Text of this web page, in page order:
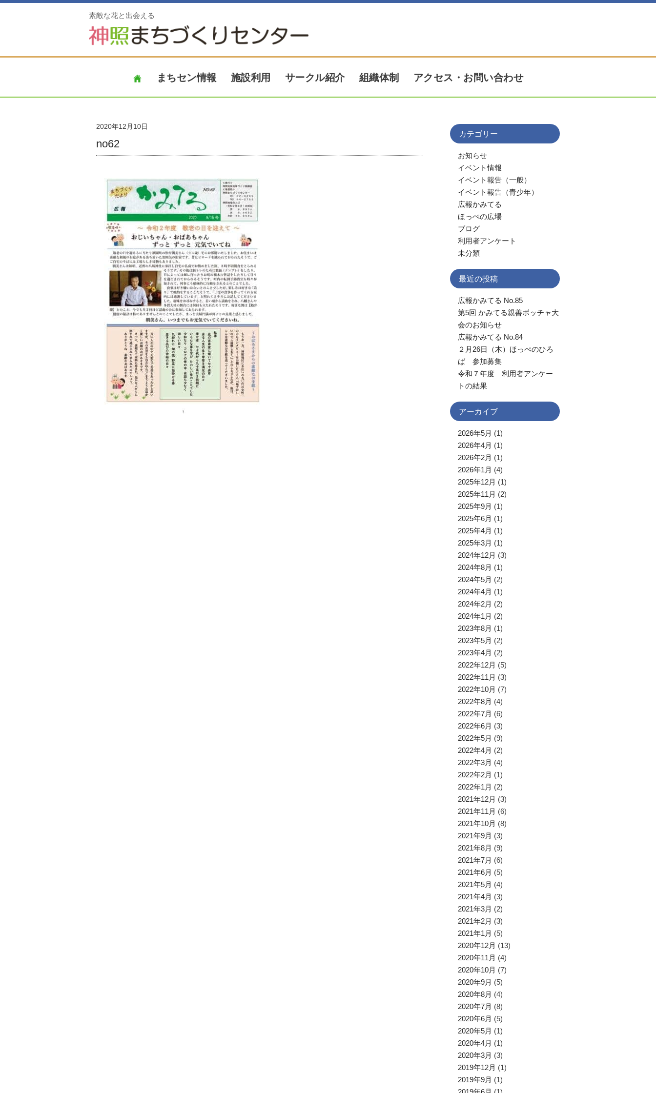
素敵な花と出会える
まちセン情報 施設利用 サークル紹介 組織体制 アクセス・お問い合わせ
2020年12月10日
no62
カテゴリー
お知らせ
イベント情報
イベント報告（一般）
イベント報告（青少年）
広報かみてる
ほっぺの広場
ブログ
利用者アンケート
未分類
最近の投稿
広報かみてる No.85
第5回 かみてる親善ボッチャ大
会のお知らせ
広報かみてる No.84
２月26日（木）ほっぺのひろ
ば 参加募集
令和７年度 利用者アンケー
トの結果
アーカイブ
2026年5月 (1)
2026年4月 (1)
2026年2月 (1)
2026年1月 (4)
2025年12月 (1)
2025年11月 (2)
2025年9月 (1)
2025年6月 (1)
2025年4月 (1)
2025年3月 (1)
2024年12月 (3)
2024年8月 (1)
2024年5月 (2)
2024年4月 (1)
2024年2月 (2)
2024年1月 (2)
2023年8月 (1)
2023年5月 (2)
2023年4月 (2)
2022年12月 (5)
2022年11月 (3)
2022年10月 (7)
2022年8月 (4)
2022年7月 (6)
2022年6月 (3)
2022年5月 (9)
2022年4月 (2)
2022年3月 (4)
2022年2月 (1)
2022年1月 (2)
2021年12月 (3)
2021年11月 (6)
2021年10月 (8)
2021年9月 (3)
2021年8月 (9)
2021年7月 (6)
2021年6月 (5)
2021年5月 (4)
2021年4月 (3)
2021年3月 (2)
2021年2月 (3)
2021年1月 (5)
2020年12月 (13)
2020年11月 (4)
2020年10月 (7)
2020年9月 (5)
2020年8月 (4)
2020年7月 (8)
2020年6月 (5)
2020年5月 (1)
2020年4月 (1)
2020年3月 (3)
2019年12月 (1)
2019年9月 (1)